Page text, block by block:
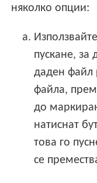
няколко опции:
a.
пускане, за
даден файл
файла,
до
натиснат
това го
се